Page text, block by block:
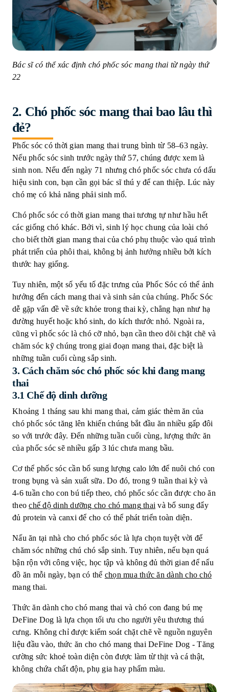
Bác sĩ có thể xác định chó phốc sóc mang thai từ ngày thứ
22
2. Chó phốc sóc mang thai bao lâu thì
đẻ?
Phốc sóc có thời gian mang thai trung bình từ 58–63 ngày.
Nếu phốc sóc sinh trước ngày thứ 57, chúng được xem là
sinh non. Nếu đến ngày 71 nhưng chó phốc sóc chưa có dấu
hiệu sinh con, bạn cần gọi bác sĩ thú y để can thiệp. Lúc này
chó mẹ có khả năng phải sinh mổ.
Chó phốc sóc có thời gian mang thai tương tự như hầu hết
các giống chó khác. Bởi vì, sinh lý học chung của loài chó
cho biết thời gian mang thai của chó phụ thuộc vào quá trình
phát triển của phôi thai, không bị ảnh hưởng nhiều bởi kích
thước hay giống.
Tuy nhiên, một số yếu tố đặc trưng của Phốc Sóc có thể ảnh
hưởng đến cách mang thai và sinh sản của chúng. Phốc Sóc
dễ gặp vấn đề về sức khỏe trong thai kỳ, chẳng hạn như hạ
đường huyết hoặc khó sinh, do kích thước nhỏ. Ngoài ra,
cũng vì phốc sóc là chó cỡ nhỏ, bạn cần theo dõi chặt chẽ và
chăm sóc kỹ chúng trong giai đoạn mang thai, đặc biệt là
những tuần cuối cùng sắp sinh.
3. Cách chăm sóc chó phốc sóc khi đang mang
thai
3.1 Chế độ dinh dưỡng
Khoảng 1 tháng sau khi mang thai, cảm giác thèm ăn của
chó phốc sóc tăng lên khiến chúng bắt đầu ăn nhiều gấp đôi
so với trước đây. Đến những tuần cuối cùng, lượng thức ăn
của phốc sóc sẽ nhiều gấp 3 lúc chưa mang bầu.
Cơ thể phốc sóc cần bổ sung lượng calo lớn để nuôi chó con
trong bụng và sản xuất sữa. Do đó, trong 9 tuần thai kỳ và
4-6 tuần cho con bú tiếp theo, chó phốc sóc cần được cho ăn
theochế độ dinh dưỡng cho chó mang thai và bổ sung đẩy
đủ protein và canxi để cho có thể phát triển toàn diện.
Nấu ăn tại nhà cho chó phốc sóc là lựa chọn tuyệt vời để
chăm sóc những chú chó sắp sinh. Tuy nhiên, nếu bạn quá
bận rộn với công việc, học tập và không đủ thời gian để nấu
đồ ăn mỗi ngày, bạn có thể chọn mua thức ăn dành cho chó
mang thai.
Thức ăn dành cho chó mang thai và chó con đang bú mẹ
DeFine Dog là lựa chọn tối ưu cho người yêu thương thú
cưng. Không chỉ được kiểm soát chặt chẽ về nguồn nguyên
liệu đầu vào, thức ăn cho chó mang thai DeFine Dog - Tăng
cường sức khoẻ toàn diện còn được làm từ thịt và cá thật,
không chứa chất độn, phụ gia hay phẩm màu.